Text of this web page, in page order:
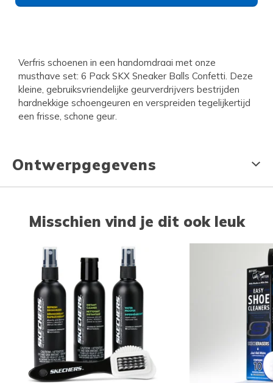
Verfris schoenen in een handomdraai met onze
musthave set: 6 Pack SKX Sneaker Balls Confetti. Deze
kleine, gebruiksvriendelijke geurverdrijvers bestrijden
hardnekkige schoengeuren en verspreiden tegelijkertijd
een frisse, schone geur.
Ontwerpgegevens
Misschien vind je dit ook leuk